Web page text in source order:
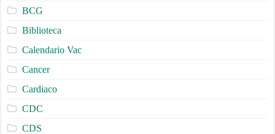
BCG
Biblioteca
Calendario Vac
Cancer
Cardiaco
CDC
CDS